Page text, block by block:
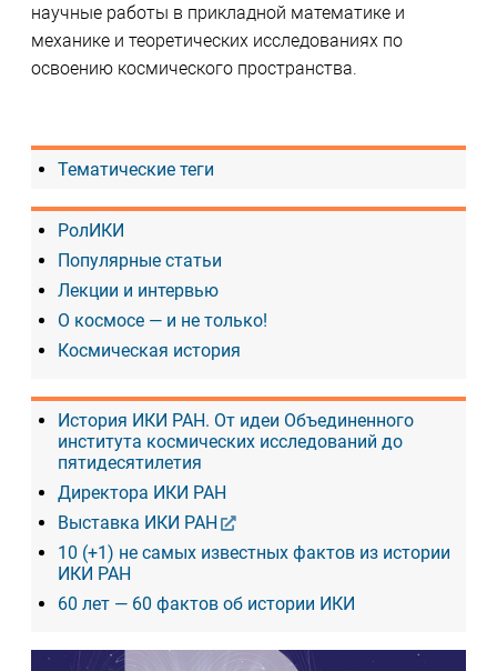
научные работы в прикладной математике и
механике и теоретических исследованиях по
освоению космического пространства.
Тематические теги
РолИКИ
Популярные статьи
Лекции и интервью
О космосе — и не только!
Космическая история
История ИКИ РАН. От идеи Объединенного
института космических исследований до
пятидесятилетия
Директора ИКИ РАН
Выставка ИКИ РАН
10 (+1) не самых известных фактов из истории
ИКИ РАН
60 лет — 60 фактов об истории ИКИ